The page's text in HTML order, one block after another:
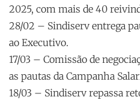
2025, com mais de 40
28/02 – Sindiserv entrega
ao Executivo.
17/03 – Comissão de
as pautas da Campanha
18/03 – Sindiserv repassa